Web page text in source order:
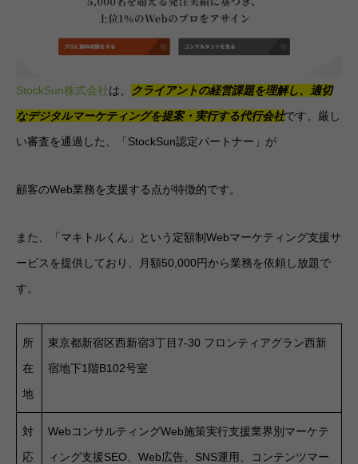
StockSun株式会社は、
クライアントの経営課題を理解し、適切
なデジタルマーケティングを提案・実行する代行会社です。厳し
い審査を通過した、「StockSun認定パートナー」が
顧客のWeb業務を支援する点が特徴的です。
また、「マキトルくん」という定額制Webマーケティング支援サ
ービスを提供しており、月額50,000円から業務を依頼し放題で
す。
所
在
地
東京都新宿区西新宿3丁目7-30 フロンティアグラン西新
宿地下1階B102号室
対
応
WebコンサルティングWeb施策実行支援業界別マーケテ
ィング支援SEO、Web広告、SNS運用、コンテンツマー